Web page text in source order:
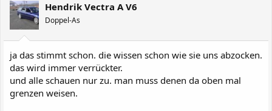
Hendrik Vectra A V6
Doppel-As
ja das stimmt schon. die wissen schon wie sie uns abzocken.
das wird immer verrückter.
und alle schauen nur zu. man muss denen da oben mal
grenzen weisen.